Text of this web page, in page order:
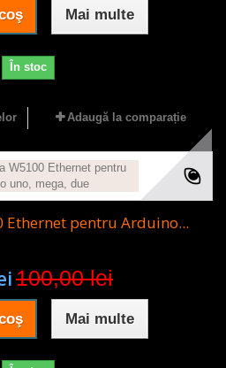
Mai multe
În stoc
Adaugă la comparație
Ethernet pentru Arduino...
100,00 lei
Mai multe